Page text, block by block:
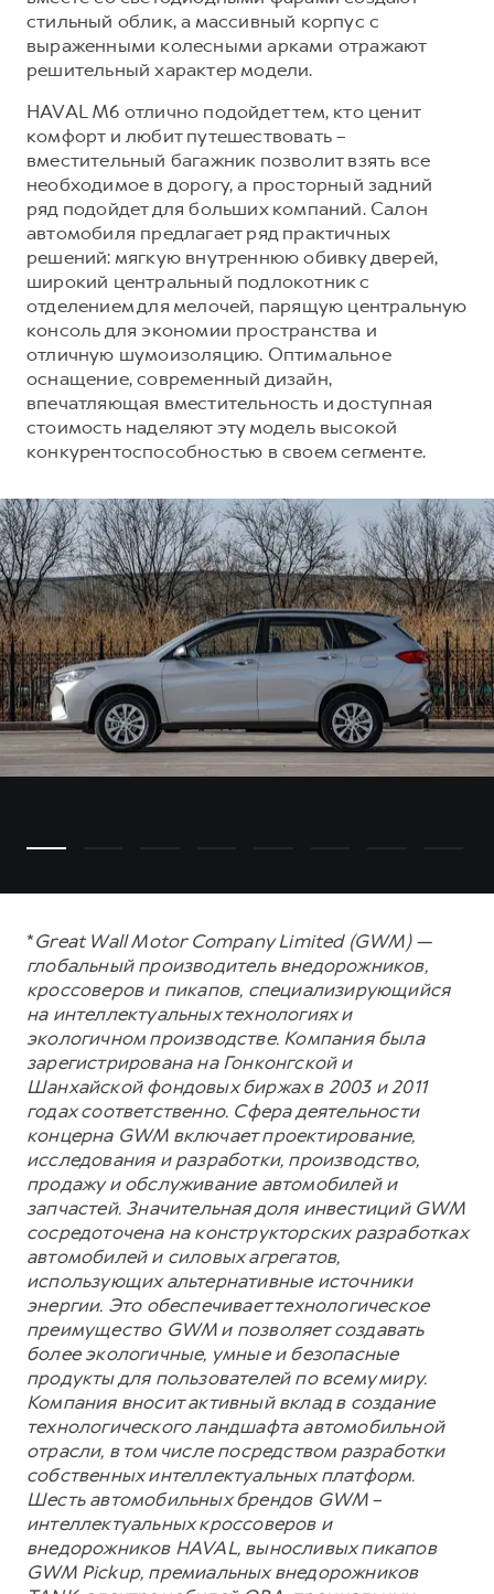
стильный облик, а массивный корпус с
выраженными колесными арками отражают
решительный характер модели.
HAVAL M6 отлично подойдет тем, кто ценит
комфорт и любит путешествовать –
вместительный багажник позволит взять все
необходимое в дорогу, а просторный задний
ряд подойдет для больших компаний. Салон
автомобиля предлагает ряд практичных
решений: мягкую внутреннюю обивку дверей,
широкий центральный подлокотник с
отделением для мелочей, парящую центральную
консоль для экономии пространства и
отличную шумоизоляцию. Оптимальное
оснащение, современный дизайн,
впечатляющая вместительность и доступная
стоимость наделяют эту модель высокой
конкурентоспособностью в своем сегменте.
*Great Wall Motor Company Limited (GWM) —
глобальный производитель внедорожников,
кроссоверов и пикапов, специализирующийся
на интеллектуальных технологиях и
экологичном производстве. Компания была
зарегистрирована на Гонконгской и
Шанхайской фондовых биржах в 2003 и 2011
годах соответственно. Сфера деятельности
концерна GWM включает проектирование,
исследования и разработки, производство,
продажу и обслуживание автомобилей и
запчастей. Значительная доля инвестиций GWM
сосредоточена на конструкторских разработках
автомобилей и силовых агрегатов,
использующих альтернативные источники
энергии. Это обеспечивает технологическое
преимущество GWM и позволяет создавать
более экологичные, умные и безопасные
продукты для пользователей по всему миру.
Компания вносит активный вклад в создание
технологического ландшафта автомобильной
отрасли, в том числе посредством разработки
собственных интеллектуальных платформ.
Шесть автомобильных брендов GWM –
интеллектуальных кроссоверов и
внедорожников HAVAL, выносливых пикапов
GWM Pickup, премиальных внедорожников